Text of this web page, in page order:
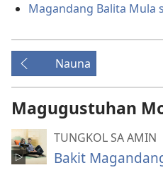
Magandang Balita Mula
Nauna
Magugustuhan
TUNGKOL SA AMIN
Bakit